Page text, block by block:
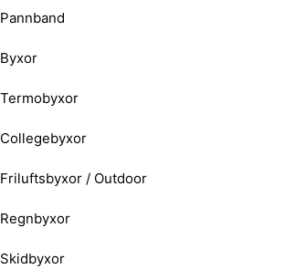
Pannband
Byxor
Termobyxor
Collegebyxor
Friluftsbyxor / Outdoor
Regnbyxor
Skidbyxor